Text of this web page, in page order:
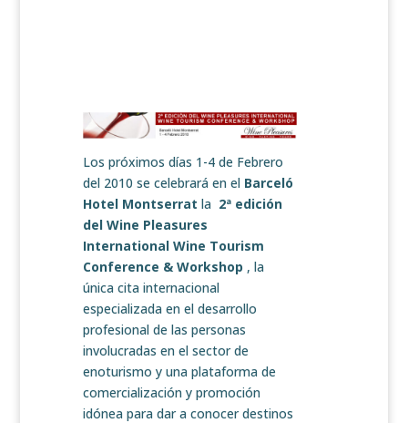
Los próximos días 1-4 de Febrero
del 2010 se celebrará en el Barceló
Hotel Montserrat la 2ª edición
del Wine Pleasures
International Wine Tourism
Conference & Workshop , la
única cita internacional
especializada en el desarrollo
profesional de las personas
involucradas en el sector de
enoturismo y una plataforma de
comercialización y promoción
idónea para dar a conocer destinos